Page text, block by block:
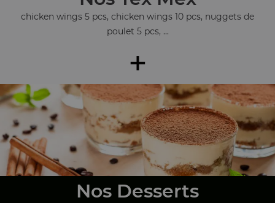
chicken wings 5 pcs, chicken wings 10 pcs, nuggets de
poulet 5 pcs, ...
+
Nos Desserts